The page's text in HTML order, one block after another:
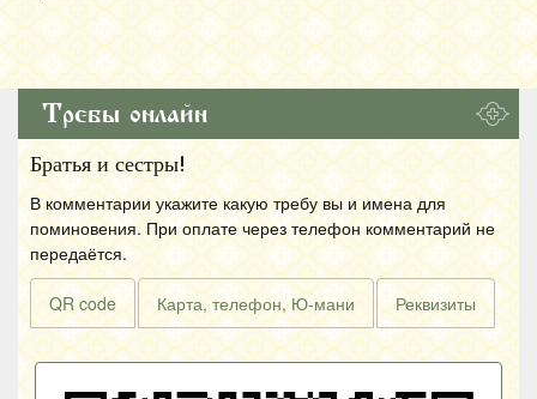
Требы онлайн
Братья и сестры!
В комментарии укажите какую требу вы и имена для
поминовения. При оплате через телефон комментарий не
передаётся.
QR code Карта, телефон, Ю-мани Реквизиты